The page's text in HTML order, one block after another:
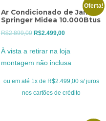
Oferta!
Ar Condicionado de Janela
Springer Midea 10.000Btus
R$2.899,00 O
original
era:
R$2.899,00.
R$2.499,00O
atual
é:
R$2.499,00.
À vista a retirar na loja
montagem não inclusa
ou em até 1x de R$2.499,00 s/ juros
nos cartões de crédito